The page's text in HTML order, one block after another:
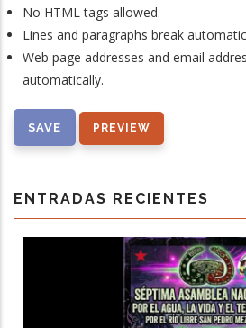
No HTML tags allowed.
Lines and paragraphs break
Web page addresses and email
automatically.
ENTRADAS RECIENTES